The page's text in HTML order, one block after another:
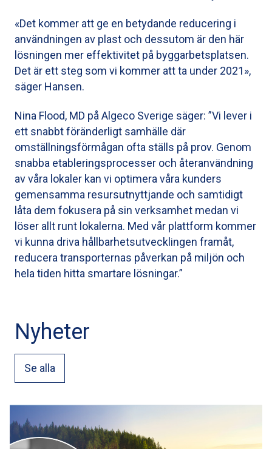
«Det kommer att ge en betydande reducering i
användningen av plast och dessutom är den här
lösningen mer effektivitet på byggarbetsplatsen.
Det är ett steg som vi kommer att ta under 2021»,
säger Hansen.
Nina Flood, MD på Algeco Sverige säger: ”Vi lever i
ett snabbt föränderligt samhälle där
omställningsförmågan ofta ställs på prov. Genom
snabba etableringsprocesser och återanvändning
av våra lokaler kan vi optimera våra kunders
gemensamma resursutnyttjande och samtidigt
låta dem fokusera på sin verksamhet medan vi
löser allt runt lokalerna. Med vår plattform kommer
vi kunna driva hållbarhetsutvecklingen framåt,
reducera transporternas påverkan på miljön och
hela tiden hitta smartare lösningar.”
Nyheter
Se alla